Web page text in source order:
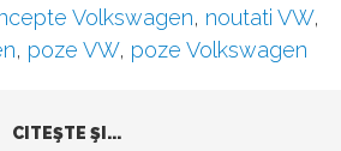
Volkswagen, noutati VW,
, poze VW, poze Volkswagen
CITEŞTE ŞI...